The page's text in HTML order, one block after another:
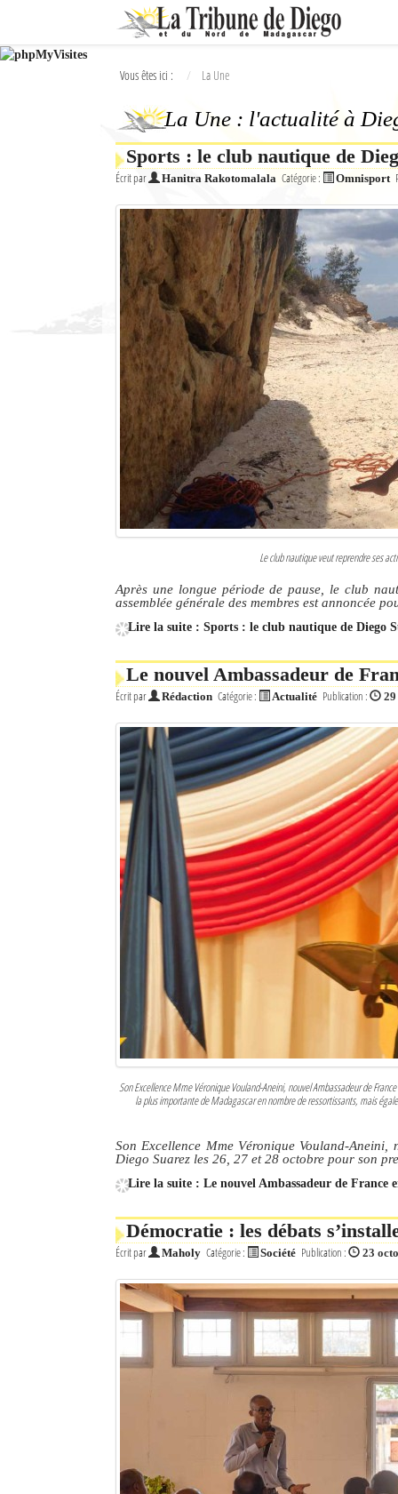
Ok
L'actualité à Diego Suarez
Le Nord de Madagascar
L'actualité du tourisme
Sites touristiques
Diego Suarez Pratique
La Tribune de Diego en PDF
Connexion
Identifiant oublié ?
Vous êtes ici : La Une
La Une : l'actualité à
Sports : le club nautique de
Écrit par Hanitra Rakotomalala Catégorie : Omnisport
Le club nautique veut reprendre ses
Après une longue période de pause, le club
assemblée générale des membres est annoncée
Lire la suite : Sports : le club nautique de Diego
Le nouvel Ambassadeur de
Écrit par Rédaction Catégorie : Actualité Publication :
Son Excellence Mme Véronique Vouland-Aneini, nouvel Ambassadeur de
la plus importante de Madagascar en nombre de ressortissants, mais
Son Excellence Mme Véronique Vouland-
Diego Suarez les 26, 27 et 28 octobre pour son
Lire la suite : Le nouvel Ambassadeur de France
Démocratie : les débats
Écrit par Maholy Catégorie : Société Publication : 23